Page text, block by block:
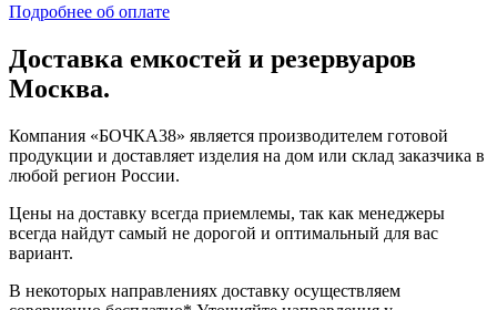
Подробнее об оплате
Доставка емкостей и резервуаров
Москва.
Компания «БОЧКА38» является производителем готовой
продукции и доставляет изделия на дом или склад заказчика в
любой регион России.
Цены на доставку всегда приемлемы, так как менеджеры
всегда найдут самый не дорогой и оптимальный для вас
вариант.
В некоторых направлениях доставку осуществляем